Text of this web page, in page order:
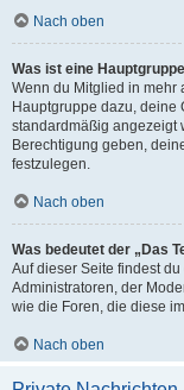
Nach oben
Was ist eine
Wenn du Mitglied in mehr
Hauptgruppe dazu, deine
standardmäßig angezeigt
Berechtigung geben,
festzulegen.
Nach oben
Was bedeutet der „Das
Auf dieser Seite findest
Administratoren, der
wie die Foren, die diese
Nach oben